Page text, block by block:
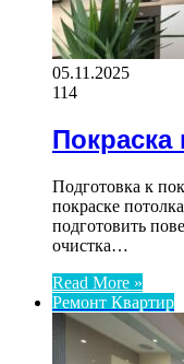
05.11.2025
114
Покраска
Подготовка к
покраске
подготовить
очистка…
Read More »
Ремонт Квартир